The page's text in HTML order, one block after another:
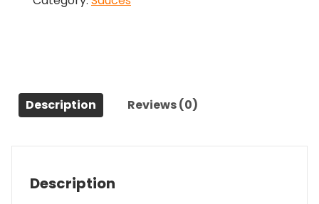
Description Reviews (0)
Description